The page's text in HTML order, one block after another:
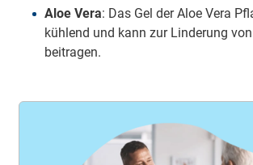
Aloe Vera: Das Gel der Aloe Vera
kühlend und kann zur Linderung
beitragen.